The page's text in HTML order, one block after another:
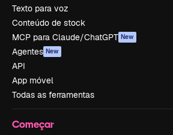
Texto para voz
Conteúdo de stock
MCP para Claude/ChatGPT New
Agentes New
API
App móvel
Todas as ferramentas
Começar